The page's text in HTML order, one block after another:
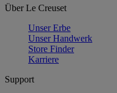
Über Le Creuset
Unser Erbe
Unser Handwerk
Store Finder
Karriere
Support